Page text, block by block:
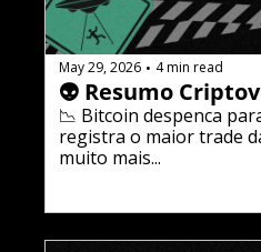
May 29, 2026 • 4 min read
👽 Resumo
📉 Bitcoin despenca
registra o maior trade
muito mais...